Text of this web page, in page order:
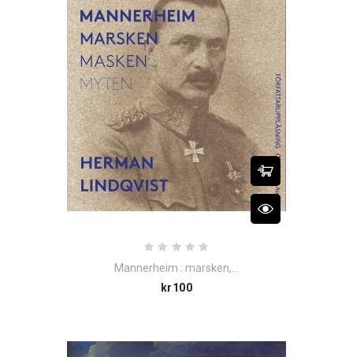
Mannerheim : marsken,...
kr100Price